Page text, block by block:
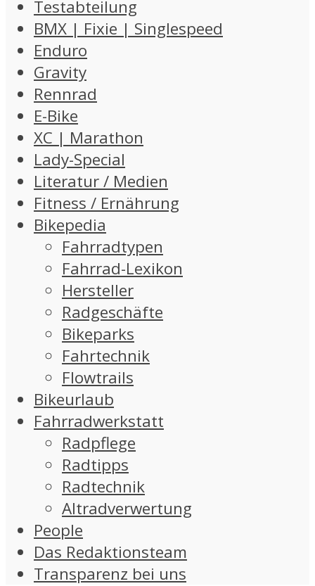
Testabteilung
BMX | Fixie | Singlespeed
Enduro
Gravity
Rennrad
E-Bike
XC | Marathon
Lady-Special
Literatur / Medien
Fitness / Ernährung
Bikepedia
Fahrradtypen
Fahrrad-Lexikon
Hersteller
Radgeschäfte
Bikeparks
Fahrtechnik
Flowtrails
Bikeurlaub
Fahrradwerkstatt
Radpflege
Radtipps
Radtechnik
Altradverwertung
People
Das Redaktionsteam
Transparenz bei uns